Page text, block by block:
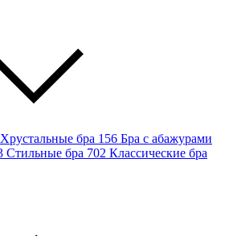
Хрустальные бра 156 Бра с абажурами
Стильные бра 702 Классические бра